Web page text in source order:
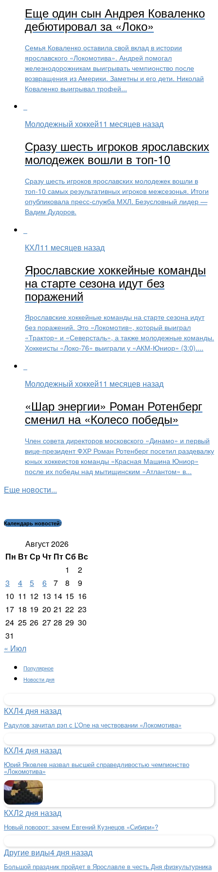
Еще один сын Андрея Коваленко
дебютировал за «Локо»
Семья Коваленко оставила свой вклад в истории
ярославского «Локомотива». Андрей помогал
железнодорожникам выигрывать чемпионство после
возвращения из Америки. Заметны и его дети. Николай
Коваленко выигрывал трофей...
Молодежный хоккей11 месяцев назад
Сразу шесть игроков ярославских
молодежек вошли в топ-10
Сразу шесть игроков ярославских молодежек вошли в
топ-10 самых результативных игроков межсезонья. Итоги
опубликовала пресс-служба МХЛ. Безусловный лидер —
Вадим Дудоров.
КХЛ11 месяцев назад
Ярославские хоккейные команды
на старте сезона идут без
поражений
Ярославские хоккейные команды на старте сезона идут
без поражений. Это «Локомотив», который выиграл
«Трактор» и «Северсталь», а также молодежные команды.
Хоккеисты «Локо-76» выиграли у «АКМ-Юниор» (3:0)....
Молодежный хоккей11 месяцев назад
«Шар энергии» Роман Ротенберг
сменил на «Колесо победы»
Член совета директоров московского «Динамо» и первый
вице-президент ФХР Роман Ротенберг посетил раздевалку
юных хоккеистов команды «Красная Машина Юниор»
после их победы над мытищинским «Атлантом» в...
Еще новости...
Календарь новостей:
Август 2026
Пн ВтСрЧт ПтСб Вс
1
2
3
4 5 6 7 8
9
10 11 12 13 14 15 16
17 18 19 20 21 22 23
24 25 26 27 28 29 30
31
« Июл
Популярное
Новости дня
КХЛ4 дня назад
Радулов зачитал рэп с L’One на чествовании «Локомотива»
КХЛ4 дня назад
Юрий Яковлев назвал высшей справедливостью чемпионство
«Локомотива»
КХЛ2 дня назад
Новый поворот: зачем Евгений Кузнецов «Сибири»?
Другие виды4 дня назад
Большой праздник пройдет в Ярославле в честь Дня физкультурника